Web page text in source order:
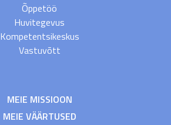
Õppetöö
Huvitegevus
Kompetentsikeskus
Vastuvõtt
MEIE MISSIOON
MEIE VÄÄRTUSED